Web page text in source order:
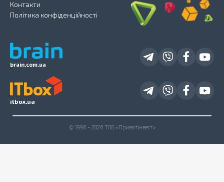
brain.com.ua
Контакти
Політика конфіденційності
itbox.ua
© 1996 - 2026 ТОВ «Приватінвест»